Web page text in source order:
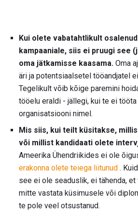
Kui olete vabatahtlikult
kampaaniale, siis ei pruugi see
oma jätkamisse kaasama. Oma
äri ja potentsiaalsetel tööandjatel
Tegelikult võib kõige paremini
tööelu eraldi - jällegi, kui te ei
organisatsiooni nimel.
Mis siis, kui teilt küsitakse,
või millist kandidaati olete
Ameerika Ühendriikides ei ole
erakonna olete teiega liitunud .
see ei ole seaduslik, ei tähenda,
mitte vastata küsimusele või
te pole veel otsustanud.